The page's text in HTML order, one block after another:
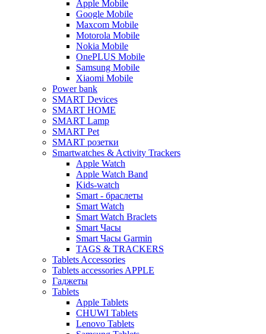
Apple Mobile
Google Mobile
Maxcom Mobile
Motorola Mobile
Nokia Mobile
OnePLUS Mobile
Samsung Mobile
Xiaomi Mobile
Power bank
SMART Devices
SMART HOME
SMART Lamp
SMART Pet
SMART розетки
Smartwatches & Activity Trackers
Apple Watch
Apple Watch Band
Kids-watch
Smart - браслеты
Smart Watch
Smart Watch Braclets
Smart Часы
Smart Часы Garmin
TAGS & TRACKERS
Tablets Accessories
Tablets accessories APPLE
Гаджеты
Tablets
Apple Tablets
CHUWI Tablets
Lenovo Tablets